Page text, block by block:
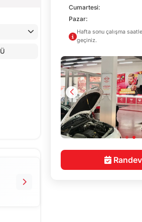
Cumartesi:
Pazar:
Hafta sonu çalışma
geçiniz.